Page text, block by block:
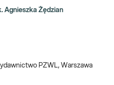
Agnieszka Żędzian
PZWL, Warszawa